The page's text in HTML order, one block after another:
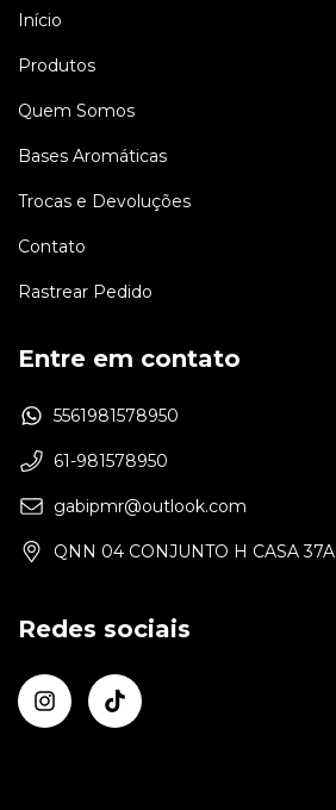
Início
Produtos
Quem Somos
Bases Aromáticas
Trocas e Devoluções
Contato
Rastrear Pedido
Entre em contato
5561981578950
61-981578950
gabipmr@outlook.com
QNN 04 CONJUNTO H CASA 37A
Redes sociais